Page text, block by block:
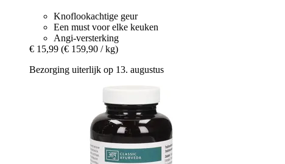
Knoflookachtige geur
Een must voor elke keuken
Angi-versterking
€ 15,99 (€ 159,90 / kg)
Bezorging uiterlijk op 13. augustus